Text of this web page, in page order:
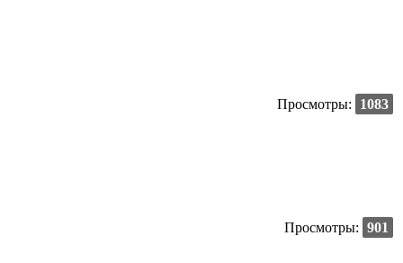
Просмотры: 1083
Просмотры: 901